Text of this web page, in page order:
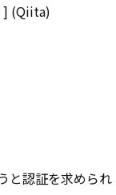
] (Qiita)
と認証を求められ